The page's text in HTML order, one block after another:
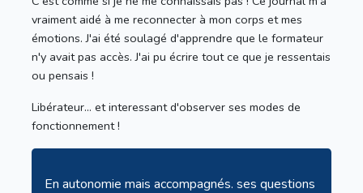
vraiment aidé à me reconnecter à mon corps et mes
émotions. J'ai été soulagé d'apprendre que le formateur
n'y avait pas accès. J'ai pu écrire tout ce que je ressentais
ou pensais !
Libérateur... et interessant d'observer ses modes de
fonctionnement !
En autonomie mais accompagnés. ses questions